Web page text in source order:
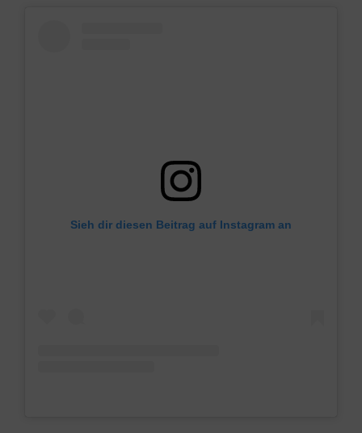
Sieh dir diesen Beitrag auf Instagram an